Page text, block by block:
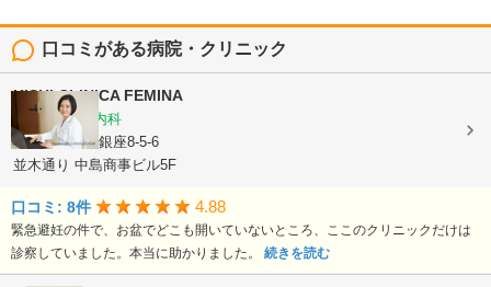
口コミがある病院・クリニック
KISHI CLINICA FEMINA
婦人科, 女性内科
東京都中央区銀座8-5-6
並木通り 中島商事ビル5F
口コミ: 8件 4.88
緊急避妊の件で、お盆でどこも開いていないところ、ここのクリニックだけは
診察していました。本当に助かりました。 続きを読む